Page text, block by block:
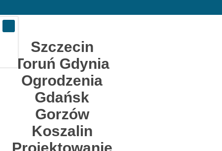
Szczecin
Toruń Gdynia
Ogrodzenia
Gdańsk
Gorzów
Koszalin